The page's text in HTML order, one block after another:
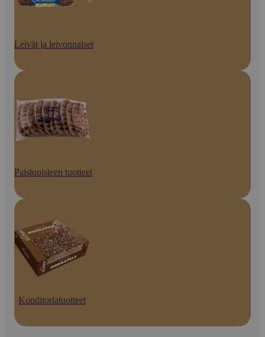
Leivät ja leivonnaiset
Paistopisteen tuotteet
Konditoriatuotteet